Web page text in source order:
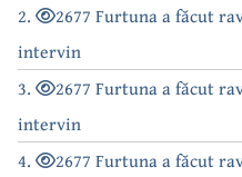
2.
2677 Furtuna a făcut
intervin
3.
2677 Furtuna a făcut
intervin
4.
2677 Furtuna a făcut